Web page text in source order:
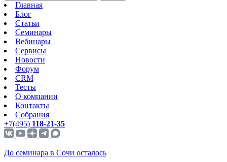
Главная
Блог
Статьи
Семинары
Вебинары
Сервисы
Новости
Форум
CRM
Тесты
О компании
Контакты
Собрания
+7(495) 118-21-35
До семинара в Сочи осталось